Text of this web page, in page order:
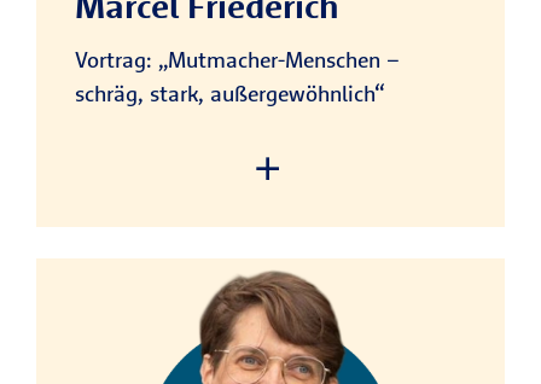
Management Platform
Vortrag: „Mutmacher-Menschen –
schräg, stark, außergewöhnlich“
We need your consent to
load the service!